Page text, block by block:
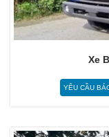
Xe
YÊU CẦU